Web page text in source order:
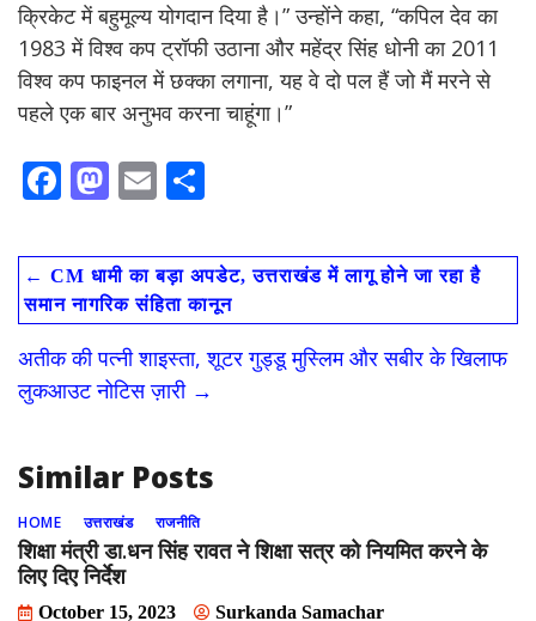
क्रिकेट में बहुमूल्य योगदान दिया है।” उन्होंने कहा, “कपिल देव का
1983 में विश्व कप ट्रॉफी उठाना और महेंद्र सिंह धोनी का 2011
विश्व कप फाइनल में छक्का लगाना, यह वे दो पल हैं जो मैं मरने से
पहले एक बार अनुभव करना चाहूंगा।”
F
e
b
o
o
k
M
to
d
o
n
E
ai
l
ar
e
← CM धामी का बड़ा अपडेट, उत्तराखंड में लागू होने जा रहा है
समान नागरिक संहिता कानून
अतीक की पत्नी शाइस्ता, शूटर गुड्डू मुस्लिम और सबीर के खिलाफ
लुकआउट नोटिस ज़ारी →
Similar Posts
HOME उत्तराखंड राजनीति
शिक्षा मंत्री डा.धन सिंह रावत ने शिक्षा सत्र को नियमित करने के
लिए दिए निर्देश
October 15, 2023 Surkanda Samachar